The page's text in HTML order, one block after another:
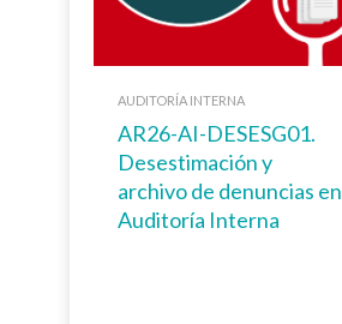
AUDITORÍA INTERNA
AR26-AI-DESESG01.
Desestimación y
archivo de denuncias en
Auditoría Interna